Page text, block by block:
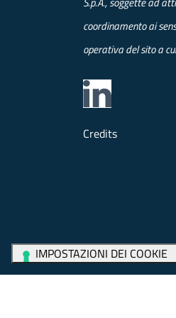
coordinamento ai
operativa del sito a
Credits